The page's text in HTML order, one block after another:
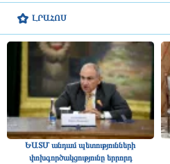
ԼՐԱՀՈՍ
ԵԱՏՄ անդամ պետությունների
փոխգործակցությունը երրորդ